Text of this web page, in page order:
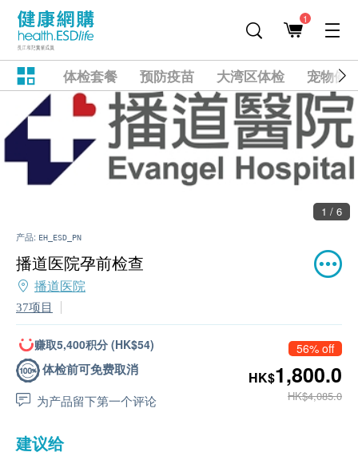
1
体检套餐 预防疫苗 大湾区体检 宠物健
1 / 6
产品: EH_ESD_PN
播道医院孕前检查
播道医院
37项目
赚取5,400积分 (HK$54)
体检前可免费取消
为产品留下第一个评论
56% off
HK$1,800.0
HK$4,085.0
建议给